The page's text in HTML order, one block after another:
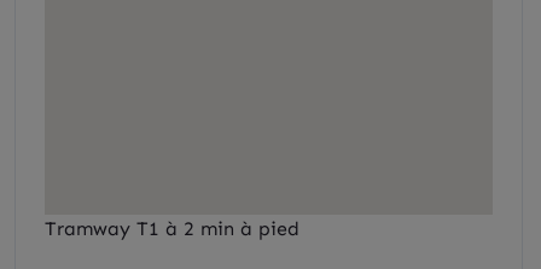
Tramway T1 à 2 min à pied